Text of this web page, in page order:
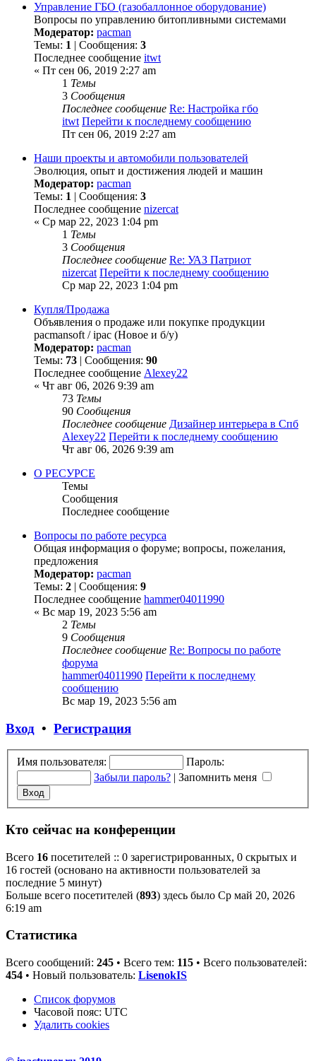
Управление ГБО (газобаллонное оборудование)
Вопросы по управлению битопливными системами
Модератор: pacman
Темы: 1 | Сообщения: 3
Последнее сообщение itwt
« Пт сен 06, 2019 2:27 am
1 Темы
3 Сообщения
Последнее сообщение Re: Настройка гбо
itwt Перейти к последнему сообщению
Пт сен 06, 2019 2:27 am
Наши проекты и автомобили пользователей
Эволюция, опыт и достижения людей и машин
Модератор: pacman
Темы: 1 | Сообщения: 3
Последнее сообщение nizercat
« Ср мар 22, 2023 1:04 pm
1 Темы
3 Сообщения
Последнее сообщение Re: УАЗ Патриот
nizercat Перейти к последнему сообщению
Ср мар 22, 2023 1:04 pm
Купля/Продажа
Объявления о продаже или покупке продукции
pacmansoft / ipac (Новое и б/у)
Модератор: pacman
Темы: 73 | Сообщения: 90
Последнее сообщение Alexey22
« Чт авг 06, 2026 9:39 am
73 Темы
90 Сообщения
Последнее сообщение Дизайнер интерьера в Спб
Alexey22 Перейти к последнему сообщению
Чт авг 06, 2026 9:39 am
О РЕСУРСЕ
Темы
Сообщения
Последнее сообщение
Вопросы по работе ресурса
Общая информация о форуме; вопросы, пожелания,
предложения
Модератор: pacman
Темы: 2 | Сообщения: 9
Последнее сообщение hammer04011990
« Вс мар 19, 2023 5:56 am
2 Темы
9 Сообщения
Последнее сообщение Re: Вопросы по работе
форума
hammer04011990 Перейти к последнему
сообщению
Вс мар 19, 2023 5:56 am
Вход • Регистрация
Имя пользователя:
Пароль:
Забыли пароль? | Запомнить меня
Кто сейчас на конференции
Всего 16 посетителей :: 0 зарегистрированных, 0 скрытых и
16 гостей (основано на активности пользователей за
последние 5 минут)
Больше всего посетителей (893) здесь было Ср май 20, 2026
6:19 am
Статистика
Всего сообщений: 245 • Всего тем: 115 • Всего пользователей:
454 • Новый пользователь: LisenokIS
Список форумов
Часовой пояс: UTC
Удалить cookies